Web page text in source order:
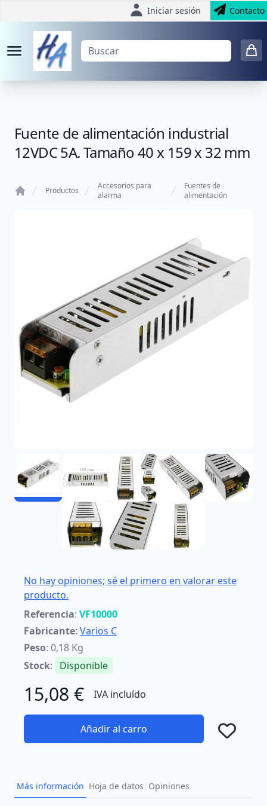
Iniciar sesión Contacto
Fuente de alimentación industrial
12VDC 5A. Tamaño 40 x 159 x 32 mm
Productos
Accesorios para
alarma
Fuentes de
alimentación
No hay opiniones; sé el primero en valorar este
producto.
Referencia: VF10000
Fabricante: Varios C
Peso: 0,18 Kg
Stock: Disponible
15,08 € IVA incluído
Añadir al carro
Más información Hoja de datos Opiniones